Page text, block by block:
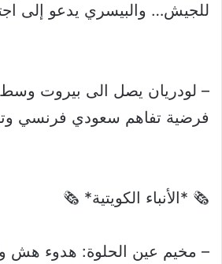
للجيش… والبيسري يدعو إلى
– لودريان يصل الى بيروت
فرضية تفاهم سعودي فرنسي
🗞 *الأنباء الكويتية* 🗞
– مخيم عين الحلوة: هدوء هش